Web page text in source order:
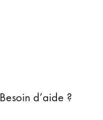
Besoin d’aide ?